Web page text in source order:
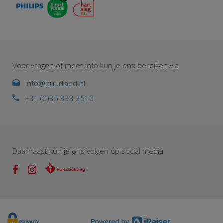
Voor vragen of meer info kun je ons bereiken via
info@buurtaed.nl
+31 (0)35 333 3510
Daarnaast kun je ons volgen op social media